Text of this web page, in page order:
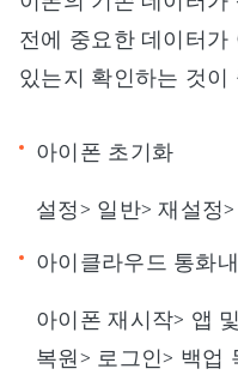
전에 중요한 데이터가
있는지 확인하는 것이
아이폰 초기화
설정> 일반> 재설정
아이클라우드 통화
아이폰 재시작> 앱
복원> 로그인> 백업